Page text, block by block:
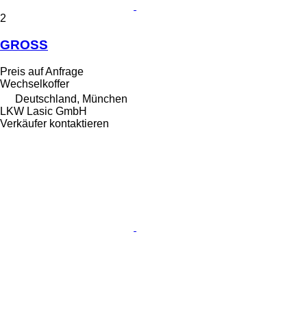
2
GROSS
Preis auf Anfrage
Wechselkoffer
Deutschland, München
LKW Lasic GmbH
Verkäufer kontaktieren